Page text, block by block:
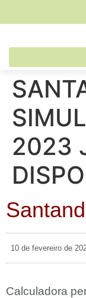
2023
10 de fevereiro de
Calculadora